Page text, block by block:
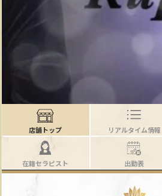
店舗トップ リアルタイム情報
在籍セラピスト 出勤表